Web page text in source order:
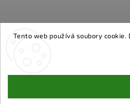
Tento web používá soubory